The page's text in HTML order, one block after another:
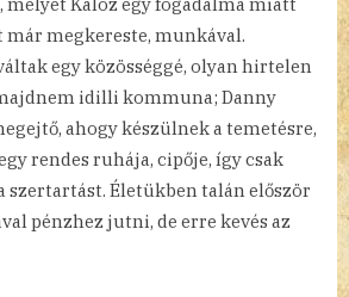
már megkereste, munkával.
egy közösséggé, olyan hirtelen
idilli kommuna; Danny
ahogy készülnek a temetésre,
rendes ruhája, cipője, így csak
Életükben talán először
pénzhez jutni, de erre kevés az